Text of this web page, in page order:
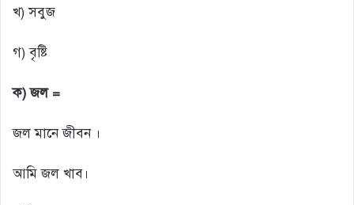
খ) সবুজ
গ) বৃষ্টি
ক) জল =
জল মানে জীবন ।
আমি জল খাব।